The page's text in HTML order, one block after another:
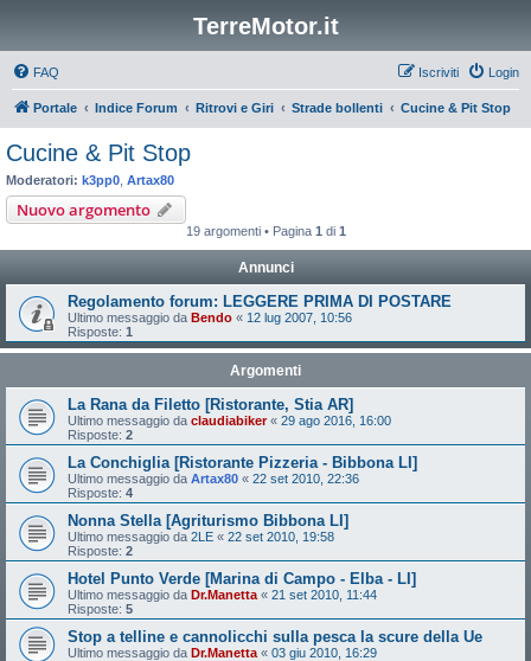
TerreMotor.it
FAQ Login
Iscriviti
Portale Indice Forum Ritrovi e Giri Strade bollenti Cucine & Pit Stop
Cucine & Pit Stop
Moderatori: k3pp0 Artax80
Nuovo argomento
19 argomenti • Pagina 1 di 1
Annunci
Regolamento forum: LEGGERE PRIMA DI POSTARE
Ultimo messaggio da Bendo « 12 lug 2007, 10:56
Risposte: 1
Argomenti
La Rana da Filetto [Ristorante, Stia AR]
Ultimo messaggio da claudiabiker« 29 ago 2016, 16:00
Risposte: 2
La Conchiglia [Ristorante Pizzeria - Bibbona LI]
Ultimo messaggio da Artax80 « 22 set 2010, 22:36
Risposte: 4
Nonna Stella [Agriturismo Bibbona LI]
Ultimo messaggio da 2LE « 22 set 2010, 19:58
Risposte: 2
Hotel Punto Verde [Marina di Campo - Elba - LI]
Ultimo messaggio da Dr.Manetta « 21 set 2010, 11:44
Risposte: 5
Stop a telline e cannolicchi sulla pesca la scure della Ue
Ultimo messaggio da Dr.Manetta « 03 giu 2010, 16:29